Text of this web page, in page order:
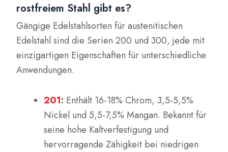
rostfreiem Stahl gibt es?
Gängige Edelstahlsorten für austenitischen
Edelstahl sind die Serien 200 und 300, jede mit
einzigartigen Eigenschaften für unterschiedliche
Anwendungen.
201: Enthält 16-18% Chrom, 3,5-5,5%
Nickel und 5,5-7,5% Mangan. Bekannt für
seine hohe Kaltverfestigung und
hervorragende Zähigkeit bei niedrigen